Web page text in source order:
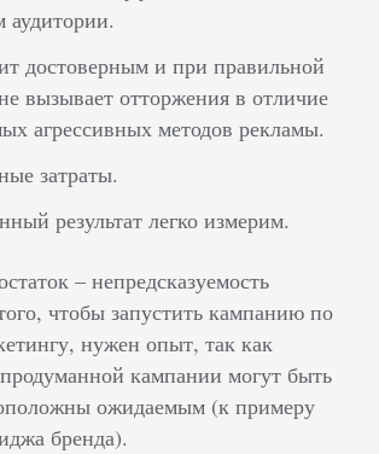
аудитории.
достоверным и при правильной
вызывает отторжения в отличие
агрессивных методов рекламы.
затраты.
результат легко измерим.
– непредсказуемость
чтобы запустить кампанию по
нужен опыт, так как
кампании могут быть
ожидаемым (к примеру
бренда).